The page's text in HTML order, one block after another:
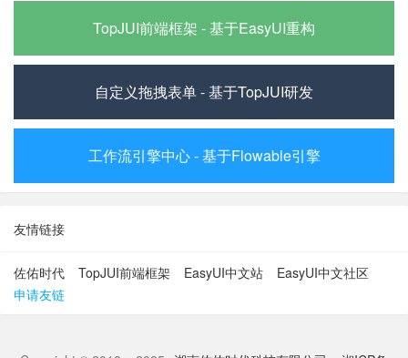
TopJUI前端框架 - 基于EasyUI重构
自定义拖拽表单 - 基于TopJUI研发
工作流引擎中心 - 基于Flowable引擎
友情链接
佐佑时代 TopJUI前端框架 EasyUI中文站
EasyUI中文社区
申请友链